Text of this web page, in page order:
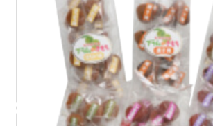
つぶれ梅
国産干し梅
ACCOUNT MENU
ようこそ ゲスト 様
person 新規会員登録